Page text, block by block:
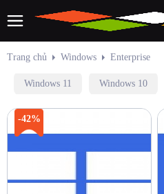
Trang chủ Windows Enterprise
Windows 11 Windows 10
-42%